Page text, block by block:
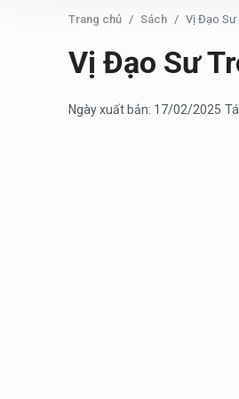
Trang chủ Sách Vị Đạo Sư
Vị Đạo Sư
Ngày xuất bản: 17/02/2025